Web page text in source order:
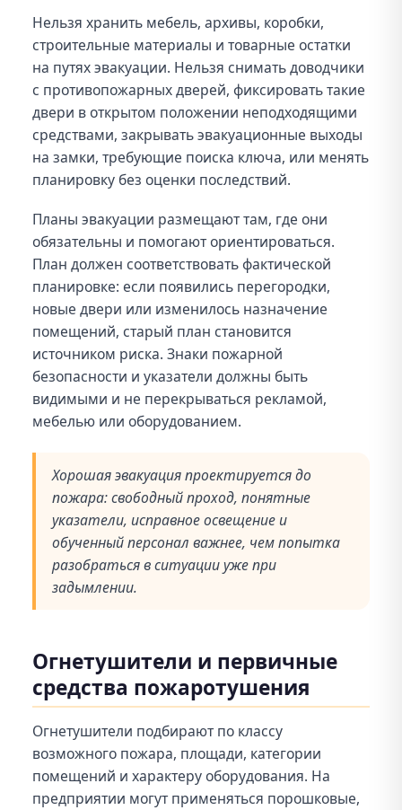
Нельзя хранить мебель, архивы, коробки,
строительные материалы и товарные остатки
на путях эвакуации. Нельзя снимать доводчики
с противопожарных дверей, фиксировать такие
двери в открытом положении неподходящими
средствами, закрывать эвакуационные выходы
на замки, требующие поиска ключа, или менять
планировку без оценки последствий.
Планы эвакуации размещают там, где они
обязательны и помогают ориентироваться.
План должен соответствовать фактической
планировке: если появились перегородки,
новые двери или изменилось назначение
помещений, старый план становится
источником риска. Знаки пожарной
безопасности и указатели должны быть
видимыми и не перекрываться рекламой,
мебелью или оборудованием.
Хорошая эвакуация проектируется до
пожара: свободный проход, понятные
указатели, исправное освещение и
обученный персонал важнее, чем попытка
разобраться в ситуации уже при
задымлении.
Огнетушители и первичные
средства пожаротушения
Огнетушители подбирают по классу
возможного пожара, площади, категории
помещений и характеру оборудования. На
предприятии могут применяться порошковые,